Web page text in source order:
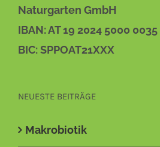
Naturgarten GmbH
IBAN: AT 19 2024 5000 0035
BIC: SPPOAT21XXX
NEUESTE BEITRÄGE
Makrobiotik